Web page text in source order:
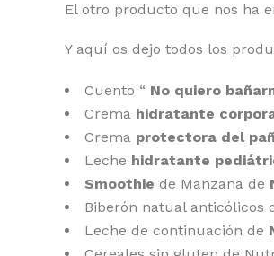
El otro producto que nos ha
Y aquí os dejo todos los
Cuento “ No quiero
Crema hidratante
Crema protectora del
Leche hidratante
Smoothie de Manzana de
Biberón natual anticólicos
Leche de continuación de